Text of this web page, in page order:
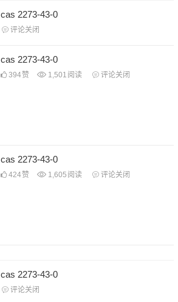
cas 2273-43-0
评论关闭
cas 2273-43-0
394赞 1,501 阅读 评论关闭
cas 2273-43-0
424赞 1,605 阅读 评论关闭
cas 2273-43-0
评论关闭